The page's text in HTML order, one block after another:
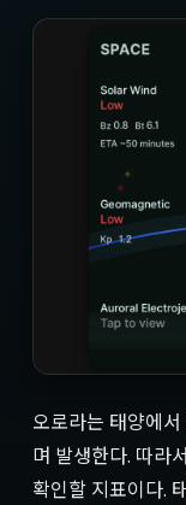
오로라는 태양에
며 발생한다. 따라서
확인할 지표이다.